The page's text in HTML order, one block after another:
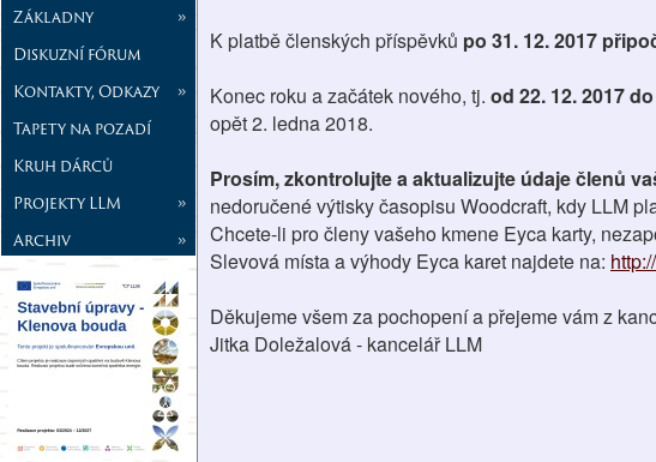
Základny
»
Diskuzní fórum
Kontakty, Odkazy
»
Tapety na pozadí
Kruh dárců
Projekty LLM
»
Archiv
»
K platbě členských příspěvků po 31. 12. 2017
Konec roku a začátek nového, tj. od 22. 12. 2017
opět 2. ledna 2018.
Prosím, zkontrolujte a aktualizujte údaje členů
nedoručené výtisky časopisu Woodcraft, kdy LLM
Chcete-li pro členy vašeho kmene Eyca karty,
Slevová místa a výhody Eyca karet najdete na:
Děkujeme všem za pochopení a přejeme vám z
Jitka Doležalová - kancelář LLM